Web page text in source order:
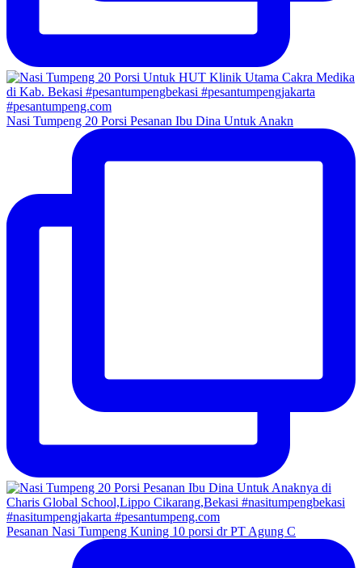
Nasi Tumpeng 20 Porsi Pesanan Ibu Dina Untuk Anakn
Pesanan Nasi Tumpeng Kuning 10 porsi dr PT Agung C